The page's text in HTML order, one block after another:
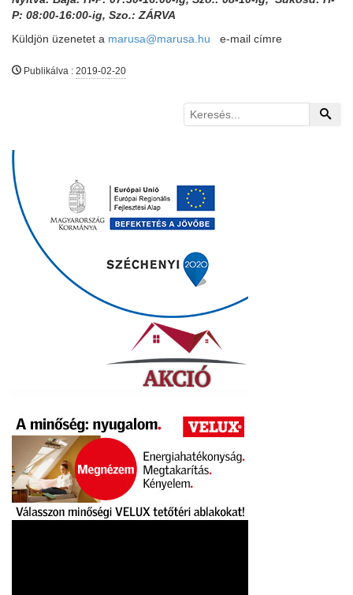
P: 08:00-16:00-ig, Szo.: ZÁRVA
Küldjön üzenetet a marusa@marusa.hu e-mail címre
Publikálva : 2019-02-20